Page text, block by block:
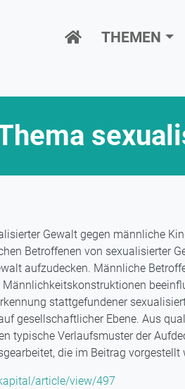
Hauptnavigation
THEMEN
Gewalt gegen männliche
Betroffenen von sexualisierter
aufzudecken. Männliche
stattgefundener
gesellschaftlicher Ebene. Aus
typische Verlaufsmuster der
die im Beitrag vorgestellt
article/view/497